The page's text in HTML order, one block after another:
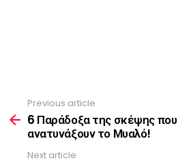
more
Previous article
6 Παράδοξα της σκέψης
ανατυνάξουν το Μυαλό!
Next article